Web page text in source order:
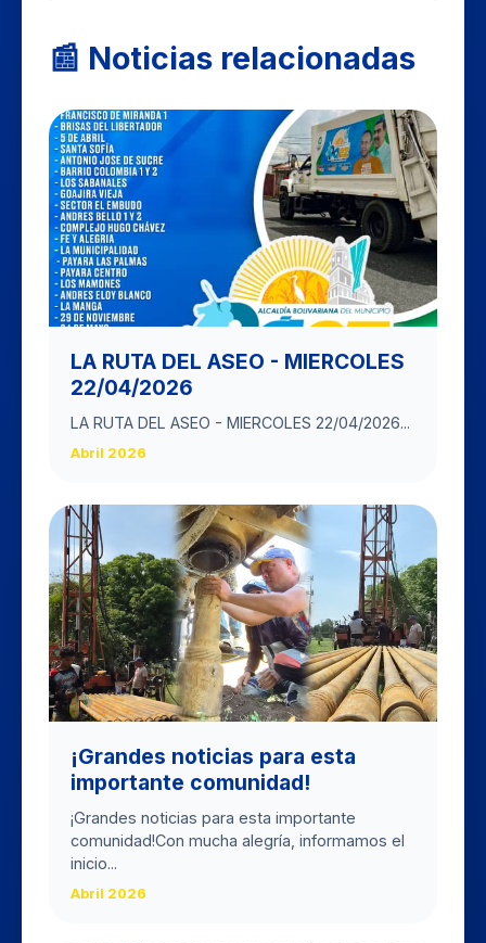
📰 Noticias relacionadas
LA RUTA DEL ASEO - MIERCOLES
22/04/2026
LA RUTA DEL ASEO - MIERCOLES 22/04/2026...
Abril 2026
​¡Grandes noticias para esta
importante comunidad!
​¡Grandes noticias para esta importante
comunidad! ​Con mucha alegría, informamos el
inicio...
Abril 2026